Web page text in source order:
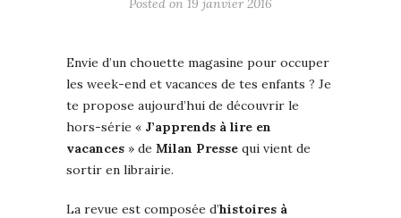
Posted on 19 janvier 2016
Envie d’un chouette magasine pour occuper
les week-end et vacances de tes enfants ? Je
te propose aujourd’hui de découvrir le
hors-série « J’apprends à lire en
vacances » de Milan Presse qui vient de
sortir en librairie.
La revue est composée d’histoires à